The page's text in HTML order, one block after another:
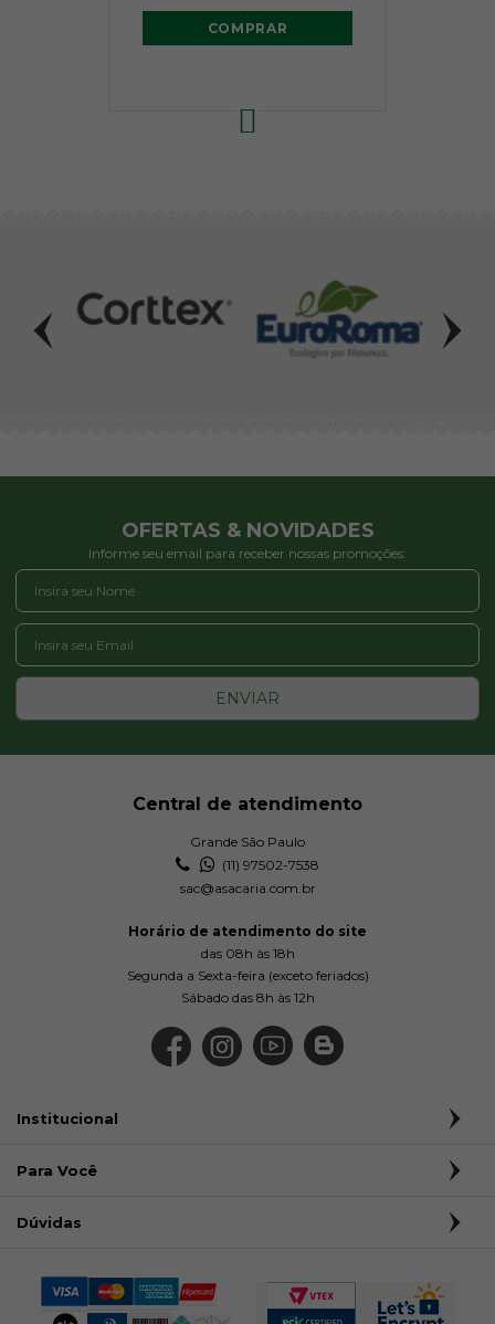
COMPRAR
OFERTAS & NOVIDADES
Informe seu email para receber nossas promoções:
ENVIAR
Central de atendimento
Grande São Paulo
(11) 97502-7538
sac@asacaria.com.br
Horário de atendimento do site
das 08h às 18h
Segunda a Sexta-feira (exceto feriados)
Sábado das 8h às 12h
Institucional
Para Você
Dúvidas